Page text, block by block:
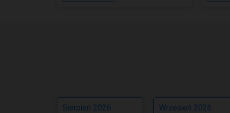
Sierpień 2026 Wrzesień 2026